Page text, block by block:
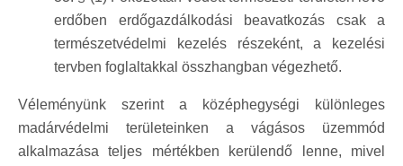
erdőben erdőgazdálkodási beavatkozás csak a
természetvédelmi kezelés részeként, a kezelési
tervben foglaltakkal összhangban végezhető.
Véleményünk szerint a középhegységi különleges
madárvédelmi területeinken a vágásos üzemmód
alkalmazása teljes mértékben kerülendő lenne, mivel